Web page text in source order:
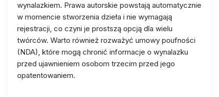
wynalazkiem. Prawa autorskie powstają automatycznie
w momencie stworzenia dzieła i nie wymagają
rejestracji, co czyni je prostszą opcją dla wielu
twórców. Warto również rozważyć umowy poufności
(NDA), które mogą chronić informacje o wynalazku
przed ujawnieniem osobom trzecim przed jego
opatentowaniem.